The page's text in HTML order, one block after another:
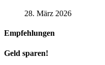
28. März 2026
Empfehlungen
Geld sparen!